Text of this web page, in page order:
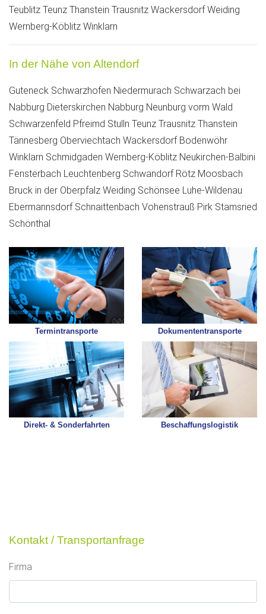
Teublitz Teunz Thanstein Trausnitz Wackersdorf Weiding
Wernberg-Köblitz Winklarn
In der Nähe von Altendorf
Guteneck Schwarzhofen Niedermurach Schwarzach bei
Nabburg Dieterskirchen Nabburg Neunburg vorm Wald
Schwarzenfeld Pfreimd Stulln Teunz Trausnitz Thanstein
Tännesberg Oberviechtach Wackersdorf Bodenwöhr
Winklarn Schmidgaden Wernberg-Köblitz Neukirchen-Balbini
Fensterbach Leuchtenberg Schwandorf Rötz Moosbach
Bruck in der Oberpfalz Weiding Schönsee Luhe-Wildenau
Ebermannsdorf Schnaittenbach Vohenstrauß Pirk Stamsried
Schönthal
Termintransporte Dokumententransporte
Direkt- & Sonderfahrten Beschaffungslogistik
Kontakt / Transportanfrage
Firma